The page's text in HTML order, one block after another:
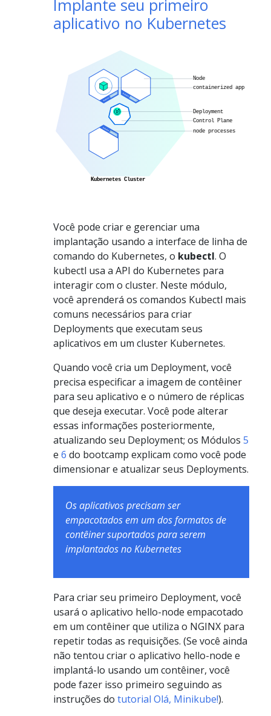
Implante seu primeiro
aplicativo no Kubernetes
Você pode criar e gerenciar uma
implantação usando a interface de linha de
comando do Kubernetes, o kubectl. O
kubectl usa a API do Kubernetes para
interagir com o cluster. Neste módulo,
você aprenderá os comandos Kubectl mais
comuns necessários para criar
Deployments que executam seus
aplicativos em um cluster Kubernetes.
Quando você cria um Deployment, você
precisa especificar a imagem de contêiner
para seu aplicativo e o número de réplicas
que deseja executar. Você pode alterar
essas informações posteriormente,
atualizando seu Deployment; os Módulos 5
e 6 do bootcamp explicam como você pode
dimensionar e atualizar seus Deployments.
Os aplicativos precisam ser
empacotados em um dos formatos de
contêiner suportados para serem
implantados no Kubernetes
Para criar seu primeiro Deployment, você
usará o aplicativo hello-node empacotado
em um contêiner que utiliza o NGINX para
repetir todas as requisições. (Se você ainda
não tentou criar o aplicativo hello-node e
implantá-lo usando um contêiner, você
pode fazer isso primeiro seguindo as
instruções do tutorial Olá, Minikube!).